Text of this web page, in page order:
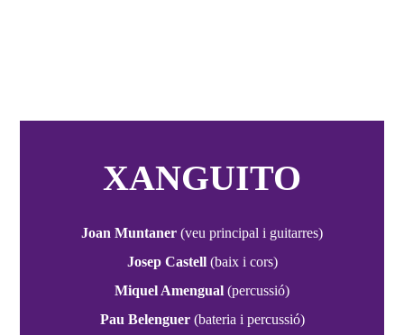
XANGUITO
Joan Muntaner (veu principal i guitarres)
Josep Castell(baix i cors)
Miquel Amengual (percussió)
Pau Belenguer(bateria i percussió)